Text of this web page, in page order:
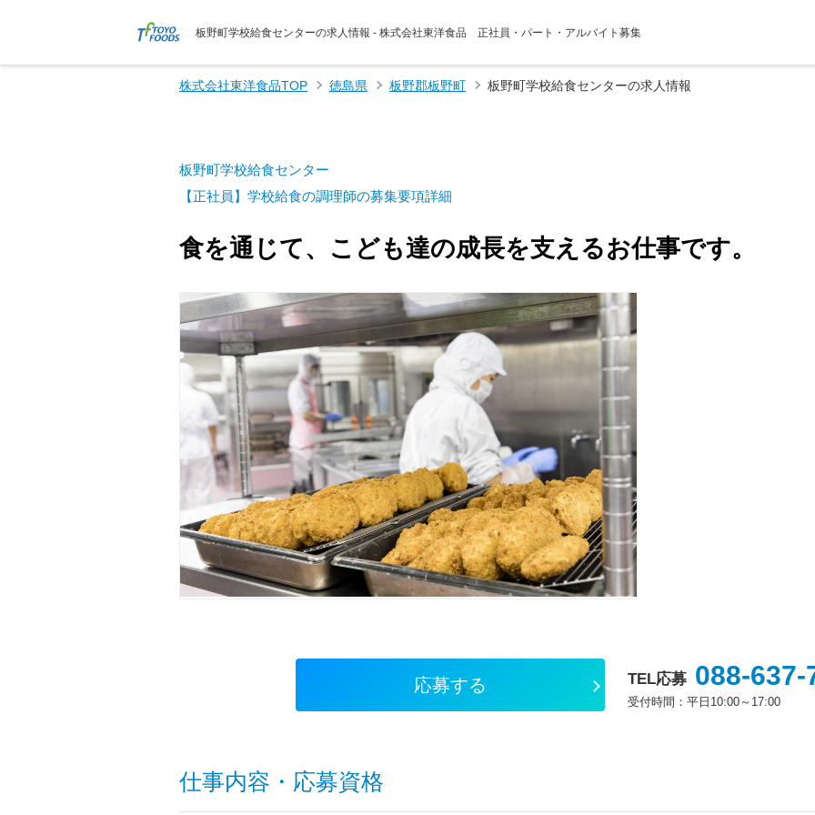
板野町学校給食センターの求人情報 - 株式会社東洋食品 正社員・パート・アルバイト募集
株式会社東洋食品TOP 徳島県 板野郡板野町 板野町学校給食センターの求人情報
板野町学校給食センター
【正社員】学校給食の調理師の募集要項詳細
食を通じて、こども達の成長を支えるお仕事です。
応募する TEL応募 088-637-
受付時間：平日10:00～17:00
仕事内容・応募資格